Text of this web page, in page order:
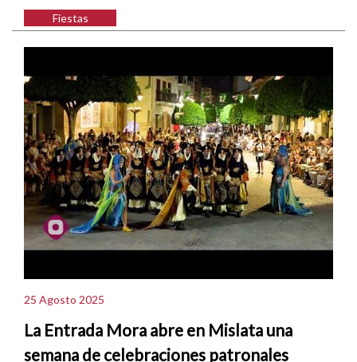
Fiestas
25 Agosto 2025
La Entrada Mora abre en Mislata una
semana de celebraciones patronales